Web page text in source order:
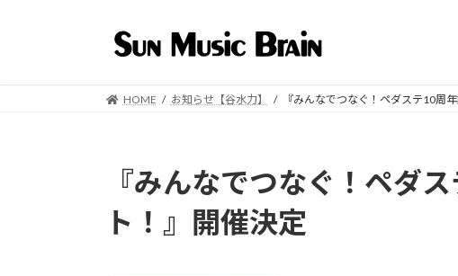
HOME お知らせ【谷水力】 『みんなでつなぐ！ペダステ10周
『みんなでつなぐ！ペダ
ト！』開催決定